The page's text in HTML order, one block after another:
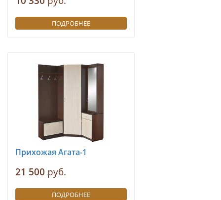
ПОДРОБНЕЕ
Прихожая Агата-1
21 500 руб.
ПОДРОБНЕЕ